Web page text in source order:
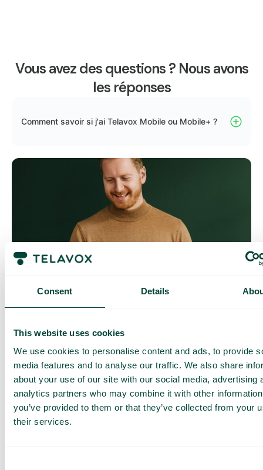
Consent Details
This website uses cookies
We use cookies to personalise content and ads, to provide
media features and to analyse our traffic. We also share
about your use of our site with our social media, advertising
analytics partners who may combine it with other
you’ve provided to them or that they’ve collected from your
their services.
Vous avez des questions ? Nous avons
les réponses
Comment savoir si j'ai Telavox Mobile ou Mobile+ ?
mieux contrôler vos coûts quotidiens lorsque vous surfez en
dehors de l’UE/EEE.
maximal prédéterminé. Une fois que vous avez consommé
cette quantité de data, vous recevez un SMS et avez la
possibilité d’acheter plus de data si nécessaire.
Comment ça marche